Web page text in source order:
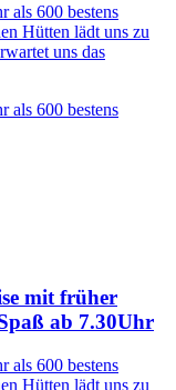
als 600 bestens
Hütten lädt uns zu
uns das
als 600 bestens
mit früher
ab 7.30Uhr
als 600 bestens
Hütten lädt uns zu